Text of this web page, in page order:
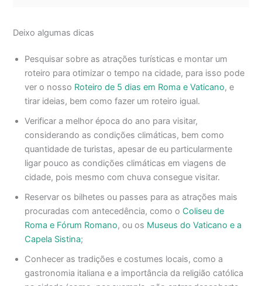
Deixo algumas dicas
Pesquisar sobre as atrações turísticas e montar um
roteiro para otimizar o tempo na cidade, para isso pode
ver o nosso Roteiro de 5 dias em Roma e Vaticano, e
tirar ideias, bem como fazer um roteiro igual.
Verificar a melhor época do ano para visitar,
considerando as condições climáticas, bem como
quantidade de turistas, apesar de eu particularmente
ligar pouco as condições climáticas em viagens de
cidade, pois mesmo com chuva consegue visitar.
Reservar os bilhetes ou passes para as atrações mais
procuradas com antecedência, como o Coliseu de
Roma e Fórum Romano, ou os Museus do Vaticano e a
Capela Sistina;
Conhecer as tradições e costumes locais, como a
gastronomia italiana e a importância da religião católica